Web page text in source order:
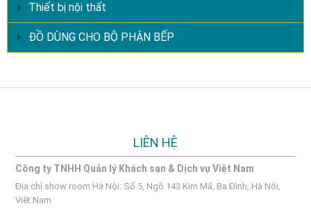
Thiết bị nội thất
ĐỒ DÙNG CHO BỘ PHẬN BẾP
LIÊN HỆ
Công ty TNHH Quản lý Khách sạn & Dịch vụ Việt Nam
Địa chỉ show room Hà Nội: Số 5, Ngõ 143 Kim Mã, Ba Đình, Hà Nội,
Việt Nam